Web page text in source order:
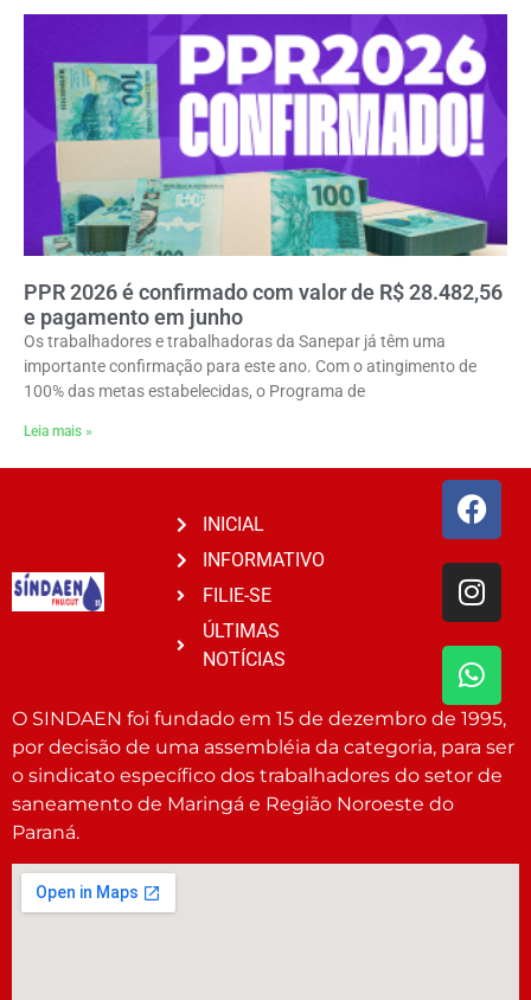
PPR 2026 é confirmado com valor de R$ 28.482,56
e pagamento em junho
Os trabalhadores e trabalhadoras da Sanepar já têm uma
importante confirmação para este ano. Com o atingimento de
100% das metas estabelecidas, o Programa de
Leia mais »
INICIAL
INFORMATIVO
FILIE-SE
ÚLTIMAS
NOTÍCIAS
O SINDAEN foi fundado em 15 de dezembro de 1995,
por decisão de uma assembléia da categoria, para ser
o sindicato específico dos trabalhadores do setor de
saneamento de Maringá e Região Noroeste do
Paraná.